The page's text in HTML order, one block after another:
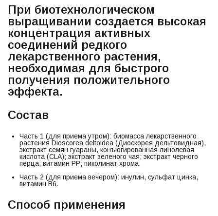
При биотехнологическом
выращивании создается высокая
концентрация активных
соединений редкого
лекарственного растения,
необходимая для быстрого
получения положительного
эффекта.
Состав
Часть 1 (для приема утром): биомасса лекарственного
растения Dioscorea deltoidea (Диоскорея дельтовидная),
экстракт семян гуараны, конъюгированная линолевая
кислота (CLA); экстракт зеленого чая; экстракт черного
перца; витамин РР; пиколинат хрома.
Часть 2 (для приема вечером): инулин, сульфат цинка,
витамин В6.
Способ применения